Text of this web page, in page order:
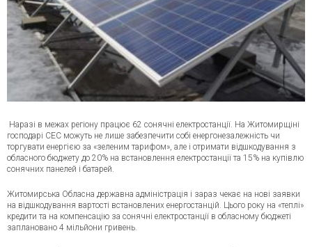
Наразі в межах регіону працює 62 сонячні електростанції. На Житомирщіні
господарі СЕС можуть не лише забезпечити собі енергонезалежність чи
торгувати енергією за «зеленим тарифом», але і отримати відшкодування з
обласного бюджету до 20% на встановлення електростанції та 15% на купівлю
сонячних панелей і батарей.
Житомирська Обласна державна адміністрація і зараз чекає на нові заявки
на відшкодування вартості встановлених енергостанцій. Цього року на «теплі»
кредити та на компенсацію за сонячні електростанції в обласному бюджеті
заплановано 4 мільйони гривень.